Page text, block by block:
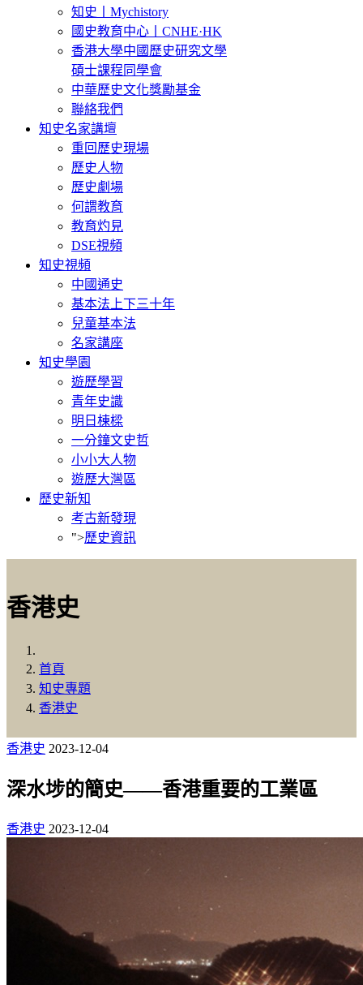
知史丨Mychistory
國史教育中心丨CNHE·HK
香港大學中國歷史研究文學
碩士課程同學會
中華歷史文化獎勵基金
聯絡我們
知史名家講壇
重回歷史現場
歷史人物
歷史劇場
何謂教育
教育灼見
DSE視頻
知史視頻
中國通史
基本法上下三十年
兒童基本法
名家講座
知史學園
遊歷學習
青年史識
明日棟樑
一分鐘文史哲
小小大人物
遊歷大灣區
歷史新知
考古新發現
">歷史資訊
香港史
首頁
知史專題
香港史
香港史 2023-12-04
深水埗的簡史——香港重要的工業區
香港史 2023-12-04